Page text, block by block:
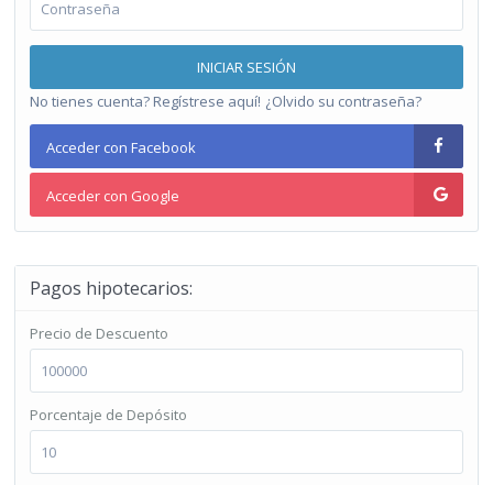
INICIAR SESIÓN
No tienes cuenta? Regístrese aquí! ¿Olvido su contraseña?
Acceder con Facebook
Acceder con Google
Pagos hipotecarios:
Precio de Descuento
Porcentaje de Depósito